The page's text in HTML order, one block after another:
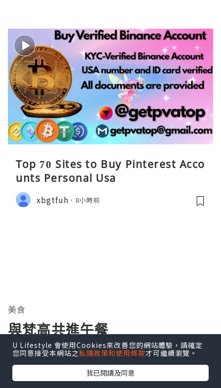
Top 70 Sites to Buy Pinterest Acco
unts Personal Usa
xbgtfuh 8小時前
美食
與梵高共進午餐
瀏覽次數:476
Life for Travel!
U Lifestyle 會使用Cookies來改善您的網站體驗，請確定
您同意接受本網站之私隱政策和使用條款才可繼續瀏覽。
我已閱讀及同意